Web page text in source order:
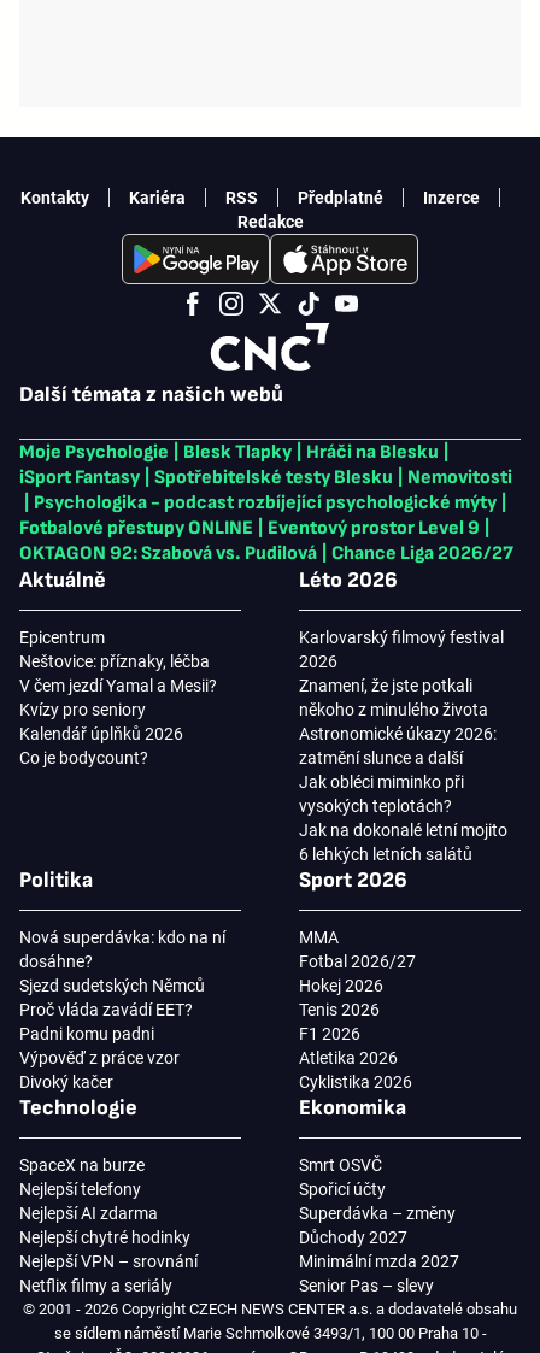
Další témata z našich webů
Moje Psychologie Blesk Tlapky Hráči na Blesku
iSport Fantasy
Spotřebitelské testy Blesku
Nemovitosti
Psychologika - podcast rozbíjející psychologické mýty
Fotbalové přestupy ONLINE
Eventový prostor Level 9
OKTAGON 92: Szabová vs. Pudilová
Chance Liga 2026/27
Aktuálně
Epicentrum
Neštovice: příznaky, léčba
V čem jezdí Yamal a Mesii?
Kvízy pro seniory
Kalendář úplňků 2026
Co je bodycount?
Léto 2026
Karlovarský filmový festival
2026
Znamení, že jste potkali
někoho z minulého života
Astronomické úkazy 2026:
zatmění slunce a další
Jak obléci miminko při
vysokých teplotách?
Jak na dokonalé letní mojito
6 lehkých letních salátů
Politika
Nová superdávka: kdo na ní
dosáhne?
Sjezd sudetských Němců
Proč vláda zavádí EET?
Padni komu padni
Výpověď z práce vzor
Divoký kačer
Sport 2026
MMA
Fotbal 2026/27
Hokej 2026
Tenis 2026
F1 2026
Atletika 2026
Cyklistika 2026
Technologie
SpaceX na burze
Nejlepší telefony
Nejlepší AI zdarma
Nejlepší chytré hodinky
Nejlepší VPN – srovnání
Netflix filmy a seriály
Ekonomika
Smrt OSVČ
Spořicí účty
Superdávka – změny
Důchody 2027
Minimální mzda 2027
Senior Pas – slevy
Kontakty Kariéra RSS Předplatné
Inzerce
Redakce
© 2001 - 2026 Copyright CZECH NEWS CENTER a.s. a dodavatelé obsahu
se sídlem náměstí Marie Schmolkové 3493/1, 100 00 Praha 10 -